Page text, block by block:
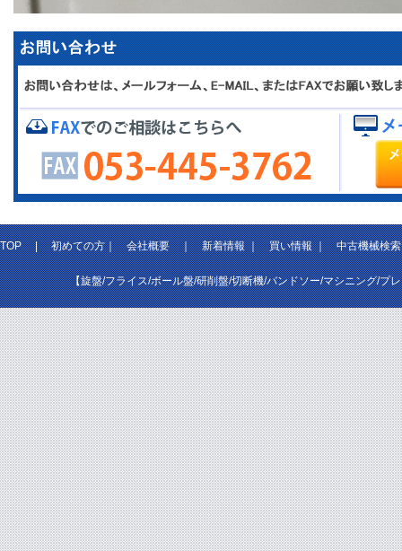
TOP|初めての方｜会社概要｜新着情報｜買い情報｜中古機械検索
【旋盤/フライス/ボール盤/研削盤/切断機/バンドソー/マシニング/プ